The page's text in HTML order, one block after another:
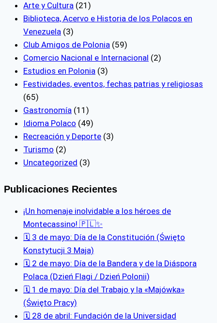
Arte y Cultura (21)
Biblioteca, Acervo e Historia de los Polacos en
Venezuela (3)
Club Amigos de Polonia (59)
Comercio Nacional e Internacional (2)
Estudios en Polonia (3)
Festividades, eventos, fechas patrias y religiosas
(65)
Gastronomía (11)
Idioma Polaco (49)
Recreación y Deporte (3)
Turismo (2)
Uncategorized (3)
Publicaciones Recientes
¡Un homenaje inolvidable a los héroes de
Montecassino! 🇵🇱✨
🗓 3 de mayo: Día de la Constitución (Święto
Konstytucji 3 Maja)
🗓 2 de mayo: Día de la Bandera y de la Diáspora
Polaca (Dzień Flagi / Dzień Polonii)
🗓 1 de mayo: Día del Trabajo y la «Majówka»
(Święto Pracy)
🗓️ 28 de abril: Fundación de la Universidad